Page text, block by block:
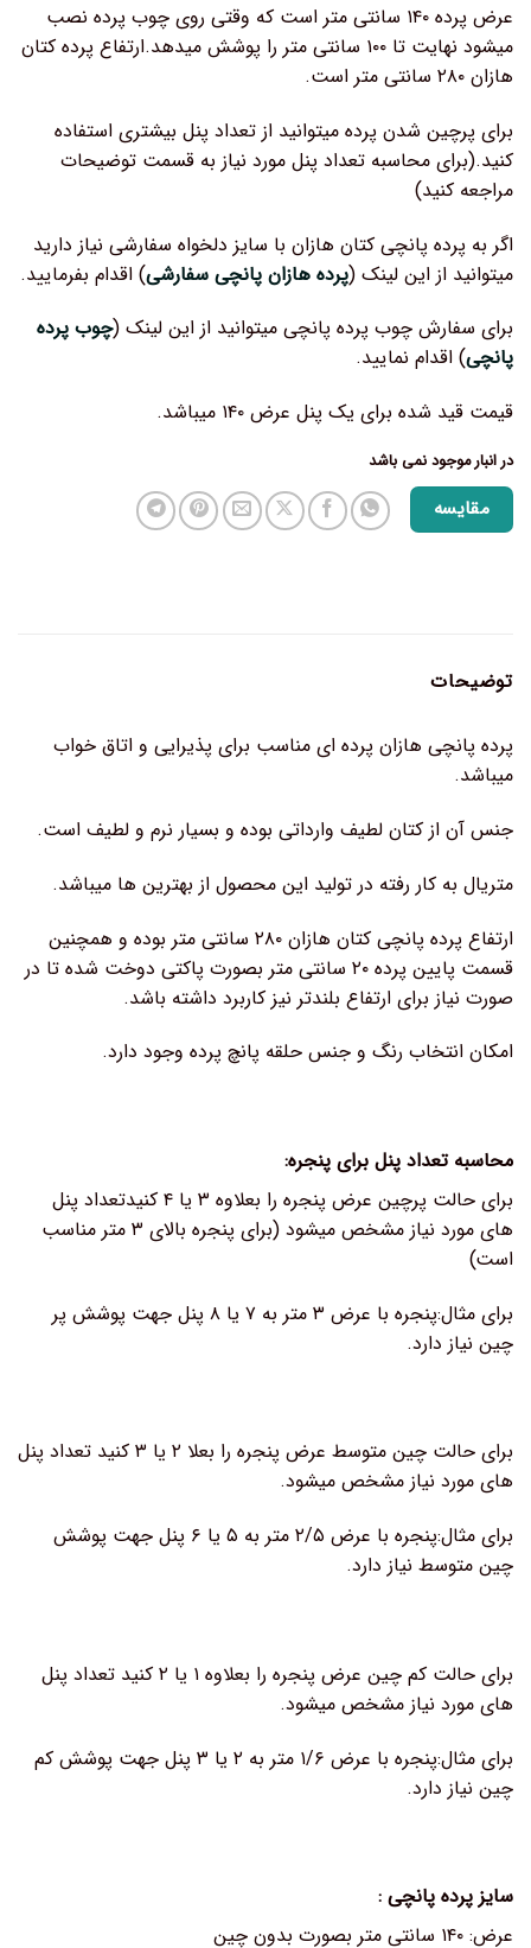
عرض پرده ۱۴۰ سانتی متر است که وقتی روی چوب پرده نصب
میشود نهایت تا ۱۰۰ سانتی متر را پوشش میدهد.ارتفاع پرده کتان
هازان ۲۸۰ سانتی متر است.
برای پرچین شدن پرده میتوانید از تعداد پنل بیشتری استفاده
کنید.(برای محاسبه تعداد پنل مورد نیاز به قسمت توضیحات
مراجعه کنید)
اگر به پرده پانچی کتان هازان با سایز دلخواه سفارشی نیاز دارید
میتوانید از این لینک (پرده هازان پانچی سفارشی) اقدام بفرمایید.
برای سفارش چوب پرده پانچی میتوانید از این لینک (چوب پرده
پانچی) اقدام نمایید.
قیمت قید شده برای یک پنل عرض ۱۴۰ میباشد.
در انبار موجود نمی باشد
مقایسه
توضیحات
پرده پانچی هازان پرده ای مناسب برای پذیرایی و اتاق خواب
میباشد.
جنس آن از کتان لطیف وارداتی بوده و بسیار نرم و لطیف است.
متریال به کار رفته در تولید این محصول از بهترین ها میباشد.
ارتفاع پرده پانچی کتان هازان ۲۸۰ سانتی متر بوده و همچنین
قسمت پایین پرده ۲۰ سانتی متر بصورت پاکتی دوخت شده تا در
صورت نیاز برای ارتفاع بلندتر نیز کاربرد داشته باشد.
امکان انتخاب رنگ و جنس حلقه پانچ پرده وجود دارد.
محاسبه تعداد پنل برای پنجره:
برای حالت پرچین عرض پنجره را بعلاوه ۳ یا ۴ کنیدتعداد پنل
های مورد نیاز مشخص میشود (برای پنجره بالای ۳ متر مناسب
است)
برای مثال:پنجره با عرض ۳ متر به ۷ یا ۸ پنل جهت پوشش پر
چین نیاز دارد.
برای حالت چین متوسط عرض پنجره را بعلا ۲ یا ۳ کنید تعداد پنل
های مورد نیاز مشخص میشود.
برای مثال:پنجره با عرض ۲/۵ متر به ۵ یا ۶ پنل جهت پوشش
چین متوسط نیاز دارد.
برای حالت کم چین عرض پنجره را بعلاوه ۱ یا ۲ کنید تعداد پنل
های مورد نیاز مشخص میشود.
برای مثال:پنجره با عرض ۱/۶ متر به ۲ یا ۳ پنل جهت پوشش کم
چین نیاز دارد.
سایز پرده پانچی :
عرض: ۱۴۰ سانتی متر بصورت بدون چین